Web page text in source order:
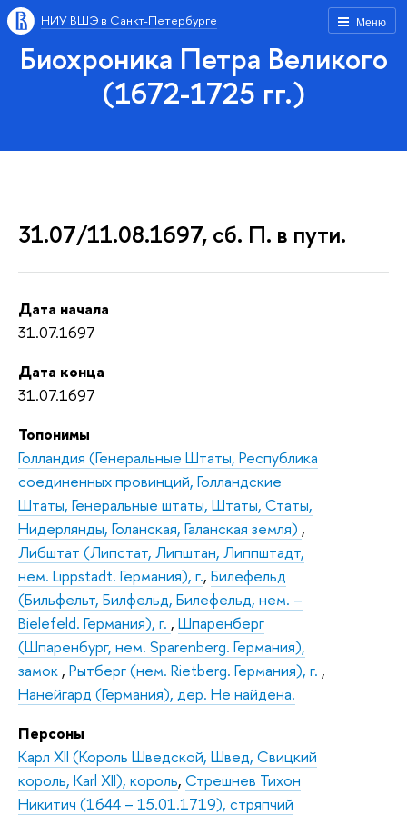
Меню
НИУ ВШЭ в Санкт-Петербурге
Биохроника Петра Великого
(1672-1725 гг.)
31.07/11.08.1697, сб. П. в пути.
Дата начала
31.07.1697
Дата конца
31.07.1697
Топонимы
Голландия (Генеральные Штаты, Республика
соединенных провинций, Голландские
Штаты, Генеральные штаты, Штаты, Статы,
Нидерлянды, Голанская, Галанская земля) ,
Либштат (Липстат, Липштан, Липпштадт,
нем. Lippstadt. Германия), г., Билефельд
(Бильфельт, Билфельд, Билефельд, нем. –
Bielefeld. Германия), г. , Шпаренберг
(Шпаренбург, нем. Sparenbеrg. Германия),
замок , Рытберг (нем. Rietberg. Германия), г. ,
Нанейгард (Германия), дер. Не найдена.
Персоны
Карл XII (Король Шведской, Швед, Свицкий
король, Karl XII), король, Стрешнев Тихон
Никитич (1644 – 15.01.1719), стряпчий